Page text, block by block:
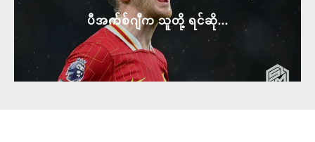
ပီအက်စ်ဂျီက သူတို့ ရင်ဆို...